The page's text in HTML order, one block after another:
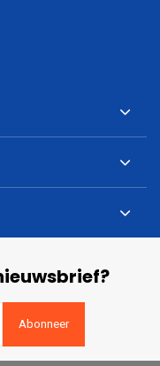
Abonneer